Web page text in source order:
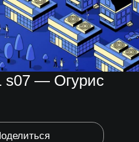
— Огурис